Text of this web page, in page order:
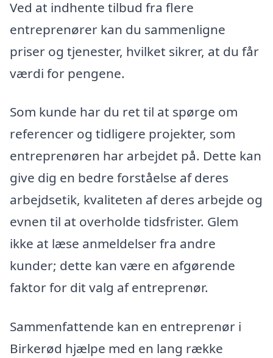
Ved at indhente tilbud fra flere
entreprenører kan du sammenligne
priser og tjenester, hvilket sikrer, at du får
værdi for pengene.
Som kunde har du ret til at spørge om
referencer og tidligere projekter, som
entreprenøren har arbejdet på. Dette kan
give dig en bedre forståelse af deres
arbejdsetik, kvaliteten af deres arbejde og
evnen til at overholde tidsfrister. Glem
ikke at læse anmeldelser fra andre
kunder; dette kan være en afgørende
faktor for dit valg af entreprenør.
Sammenfattende kan en entreprenør i
Birkerød hjælpe med en lang række